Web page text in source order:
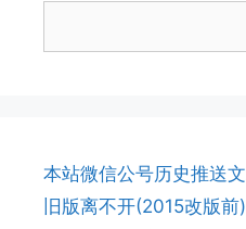
本站微信公号历史推送
旧版离不开(2015改版前)